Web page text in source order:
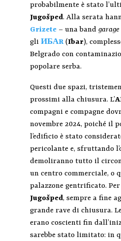
probabilmente è stato
Jugošped. Alla serata
Grizete– una band
gli ИБАR(Ibar),
Belgrado con
popolare serba.
Questi due spazi,
prossimi alla chiusura. L’
compagni e compagne
novembre 2024, poiché il
l’edificio è stato
pericolante e, sfruttando
demoliranno tutto il
un centro commerciale, o
palazzone gentrificato.
Jugošped, sempre a fine
grande rave di chiusura.
erano coscienti fin
sarebbe stato limitato: in